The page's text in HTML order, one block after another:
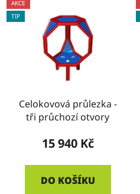
AKCE
TIP
Celokovová průlezka -
tři průchozí otvory
15 940 Kč
DO KOŠÍKU